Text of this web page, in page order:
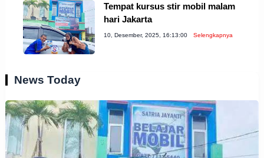
Tempat kursus stir mobil malam
hari Jakarta
10, Desember, 2025, 16:13:00 Selengkapnya
News Today